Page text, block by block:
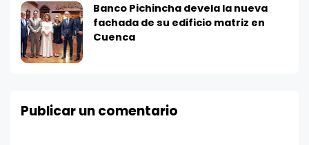
Banco Pichincha devela la nueva
fachada de su edificio matriz en
Cuenca
Publicar un comentario